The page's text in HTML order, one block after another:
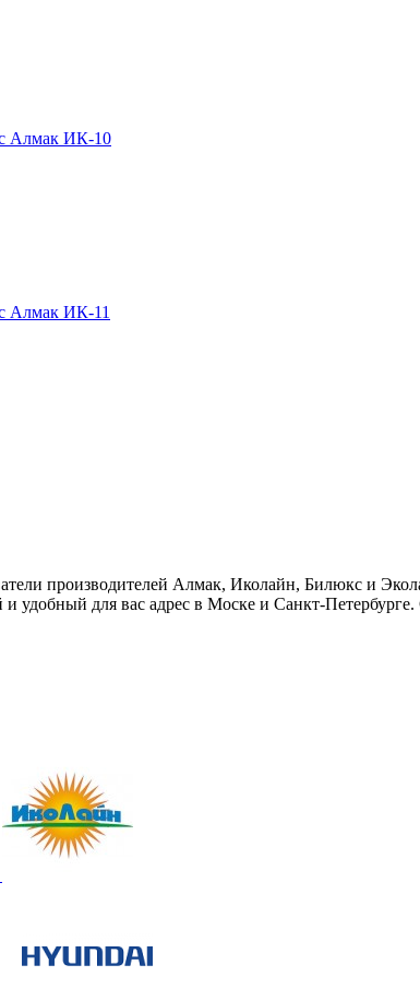
Алмак ИК-10
Алмак ИК-11
производителей Алмак, Иколайн, Билюкс и
удобный для вас адрес в Моске и Санкт-